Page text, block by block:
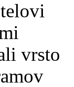
vrsto